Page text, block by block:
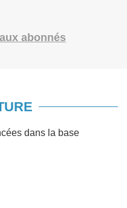
abonnés
dans la base